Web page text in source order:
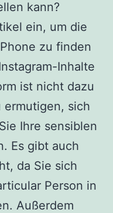
kann?
ein, um die
zu finden
Inhalte
ist nicht dazu
ermutigen, sich
Ihre sensiblen
Es gibt auch
da Sie sich
Person in
Außerdem